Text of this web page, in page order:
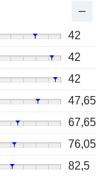
42
42
42
47,65
67,65
76,05
82,5